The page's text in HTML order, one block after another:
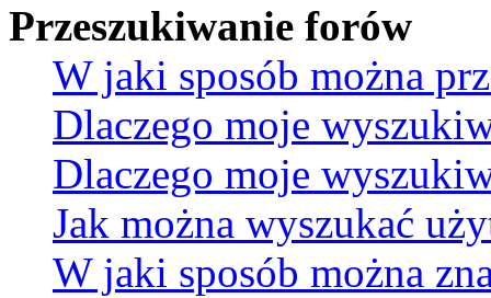
Przeszukiwanie forów
W jaki sposób można
Dlaczego moje
Dlaczego moje
Jak można wyszukać
W jaki sposób można